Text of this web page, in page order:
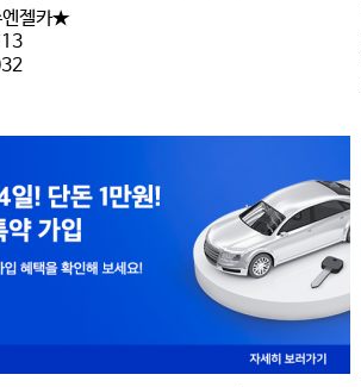
엔젤카★